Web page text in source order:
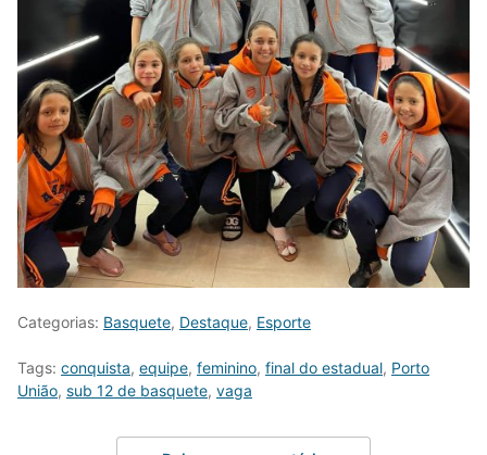
Categorias: Basquete, Destaque, Esporte
Tags: conquista, equipe, feminino, final do estadual, Porto
União, sub 12 de basquete, vaga